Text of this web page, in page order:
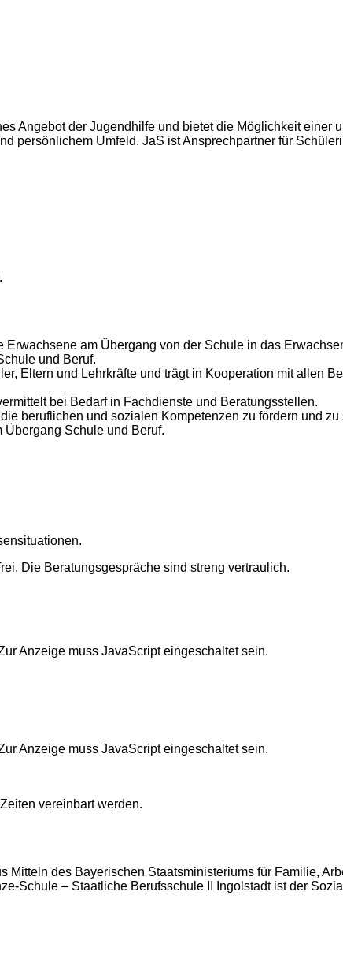
Angebot der Jugendhilfe und bietet die Möglichkeit einer
persönlichem Umfeld. JaS ist Ansprechpartner für
am Übergang von der Schule in das
und Beruf.
Eltern und Lehrkräfte und trägt in Kooperation mit allen
bei Bedarf in Fachdienste und Beratungsstellen.
beruflichen und sozialen Kompetenzen zu fördern und
Übergang Schule und Beruf.
Die Beratungsgespräche sind streng vertraulich.
Anzeige muss JavaScript eingeschaltet sein.
Anzeige muss JavaScript eingeschaltet sein.
vereinbart werden.
Mitteln des Bayerischen Staatsministeriums für Familie,
Schule – Staatliche Berufsschule II Ingolstadt ist der